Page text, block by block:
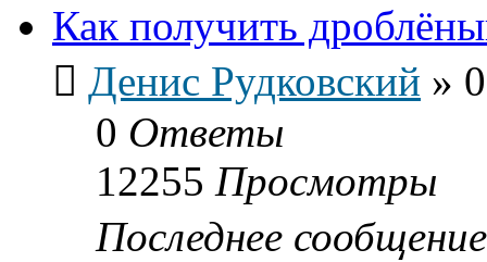
Как получить
Денис Рудковский »
0 Ответы
12255 Просмотры
Последнее